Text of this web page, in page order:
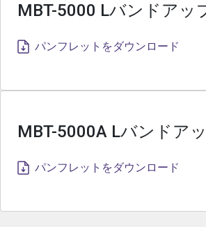
MBT-5000 Lバンドアッ
パンフレットをダウンロード
MBT-5000A Lバンドア
パンフレットをダウンロード